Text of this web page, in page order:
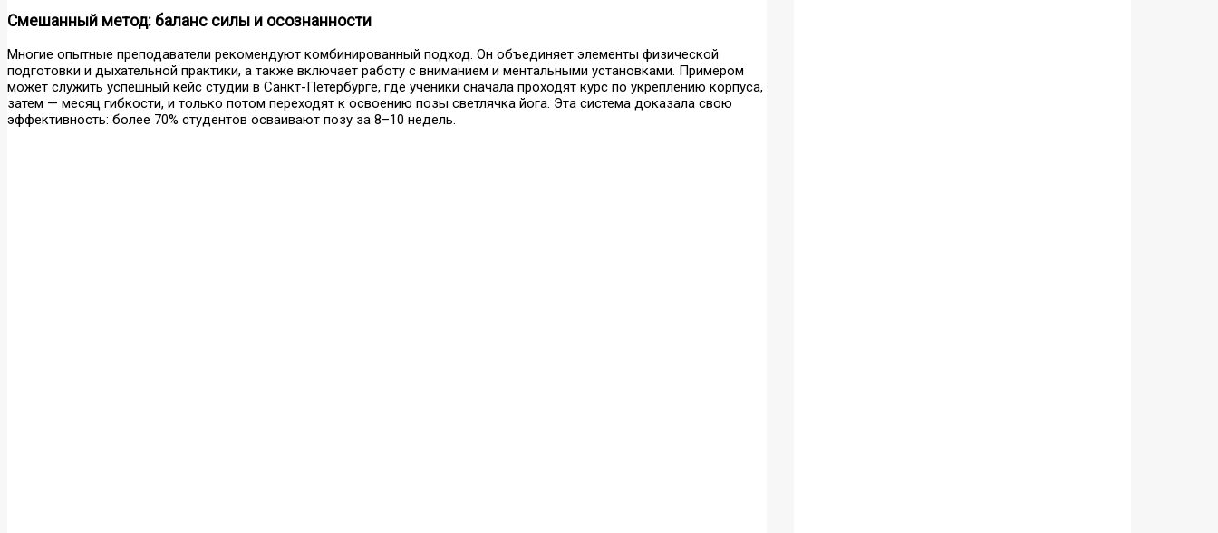
Смешанный метод: баланс силы и осознанности
Многие опытные преподаватели рекомендуют комбинированный подход. Он объединяет элементы физической
подготовки и дыхательной практики, а также включает работу с вниманием и ментальными установками. Примером
может служить успешный кейс студии в Санкт-Петербурге, где ученики сначала проходят курс по укреплению корпуса,
затем — месяц гибкости, и только потом переходят к освоению позы светлячка йога. Эта система доказала свою
эффективность: более 70% студентов осваивают позу за 8–10 недель.